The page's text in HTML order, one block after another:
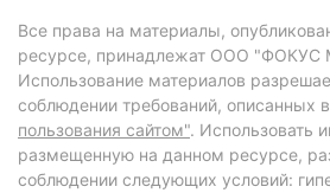
Все права на материалы,
ресурсе, принадлежат ООО "ФОКУС
Использование материалов
соблюдении требований, описанных в
пользования сайтом". Использовать
размещенную на данном ресурсе,
соблюдении следующих условий: